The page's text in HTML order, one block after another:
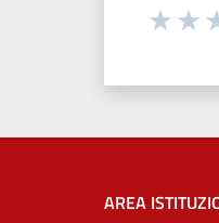
AREA